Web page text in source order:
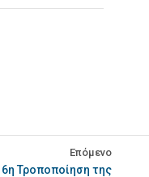
Επόμενο
6η Τροποποίηση της